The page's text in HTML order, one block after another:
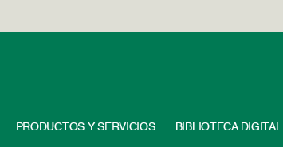
PRODUCTOS Y SERVICIOS BIBLIOTECA DIGITAL